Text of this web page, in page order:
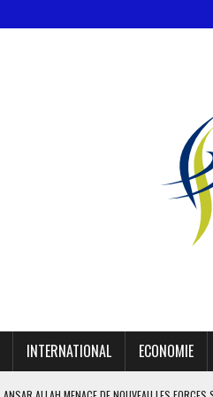
INTERNATIONAL ECONOMIE